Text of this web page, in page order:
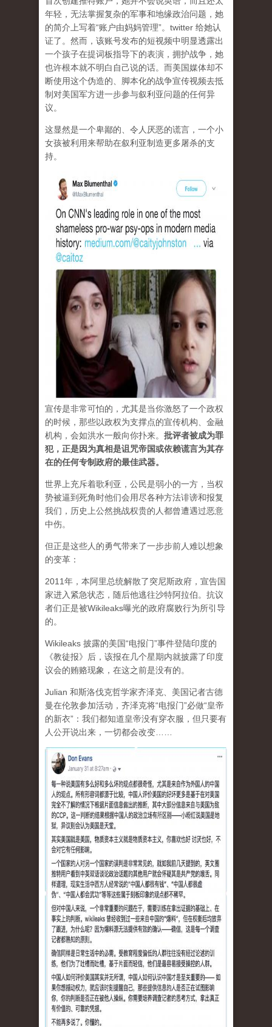
年轻，无法掌握复杂的军事和地缘政治问题，她
的简介上写着“账户由妈妈管理”。twitter 给她认
证了。然而，该账号发布的短视频中明显透露出
一个孩子在提词板指导下的表演，拥护战争，她
也许根本就不明白自己说的话。而美国媒体却不
断使用这个伪造的、脚本化的战争宣传视频去抵
制对美国军方进一步参与叙利亚问题的任何异
议。
这显然是一个卑鄙的、令人厌恶的谎言，一个小
女孩被利用来帮助在叙利亚制造更多屠杀的支
持。
宣传是非常可怕的，尤其是当你激怒了一个政权
的时候，那些以政权为支撑点的宣传机构、金融
机构，会如洪水一般向你扑来。 批评者被成为罪
犯，正是因为真相是诅咒帝国或依赖谎言为其存
在的任何专制政府的最佳武器。
世界上充斥着歌利亚，公民是弱小的一方，当权
势被逼到死角时他们会用尽各种方法诽谤和报复
我们，历史上公然挑战权贵的人都曾遭遇过恶意
中伤。
但正是这些人的勇气带来了一步步前人难以想象
的变革：
2011年，本阿里总统解散了突尼斯政府，宣告国
家进入紧急状态，随后他逃往沙特阿拉伯。抗议
者们正是被Wikileaks曝光的政府腐败行为所引导
的。
Wikileaks 披露的美国“电报门”事件登陆印度的
《教徒报》后，该报在几个星期内就披露了印度
议会的贿赂现象，在这之前是没有的。
Julian 和斯洛伐克哲学家齐泽克、美国记者古德
曼在伦敦参加活动，齐泽克将“电报门”必做“皇帝
的新衣”：我们都知道皇帝没有穿衣服，但只要有
人公开说出来，一切都会改变……